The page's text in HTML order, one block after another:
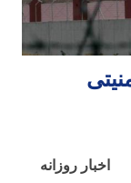
اخبار روزانه